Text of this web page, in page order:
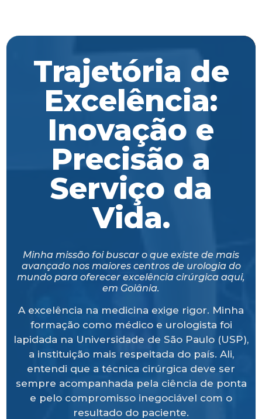
Trajetória de
Excelência:
Inovação e
Precisão a
Serviço da
Vida.
Minha missão foi buscar o que existe de mais
avançado nos maiores centros de urologia do
mundo para oferecer excelência cirúrgica aqui,
em Goiânia.
A excelência na medicina exige rigor. Minha
formação como médico e urologista foi
lapidada na Universidade de São Paulo (USP),
a instituição mais respeitada do país. Ali,
entendi que a técnica cirúrgica deve ser
sempre acompanhada pela ciência de ponta
e pelo compromisso inegociável com o
resultado do paciente.